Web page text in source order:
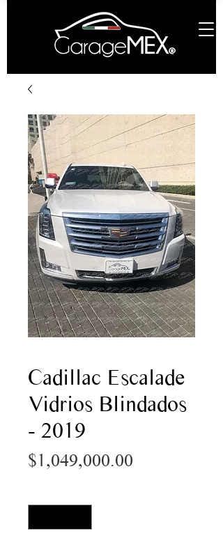
Cadillac Escalade
Vidrios Blindados
- 2019
$1,049,000.00